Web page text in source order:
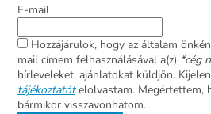
E-mail
Hozzájárulok, hogy az általam
mail címem felhasználásával a(z) *cég
hírleveleket, ajánlatokat küldjön.
tájékoztatót elolvastam. Megértettem,
bármikor visszavonhatom.